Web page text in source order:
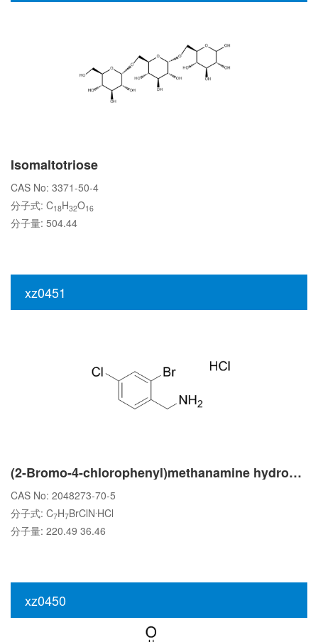
Isomaltotriose
CAS No: 3371-50-4
分子式: C18H32O16
分子量: 504.44
xz0451
(2-Bromo-4-chlorophenyl)methanamine hydrochloride
CAS No: 2048273-70-5
分子式: C7H7BrClN HCl
分子量: 220.49 36.46
xz0450